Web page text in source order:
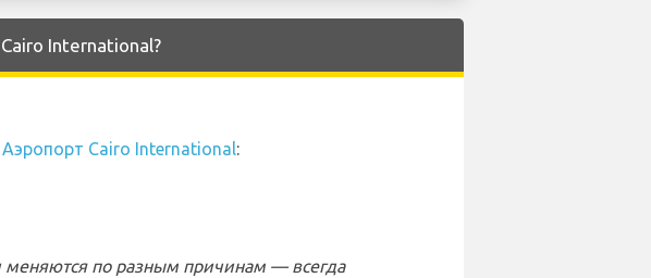
International?
Аэропорт Cairo International:
по разным причинам — всегда